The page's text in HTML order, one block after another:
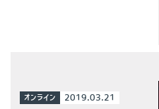
オンライン 2019.03.21